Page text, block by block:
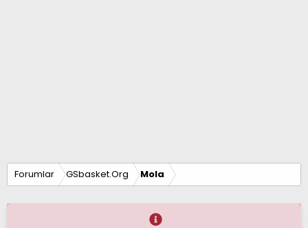
Forumlar GSbasket.Org Mola